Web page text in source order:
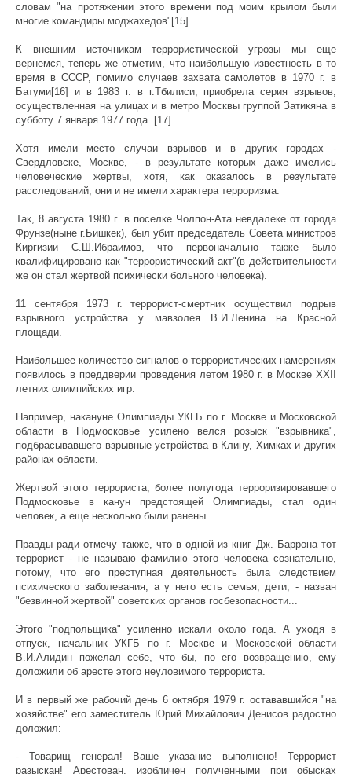
словам "на протяжении этого времени под моим крылом были
многие командиры моджахедов"[15].
К внешним источникам террористической угрозы мы еще
вернемся, теперь же отметим, что наибольшую известность в то
время в СССР, помимо случаев захвата самолетов в 1970 г. в
Батуми[16] и в 1983 г. в г.Тбилиси, приобрела серия взрывов,
осуществленная на улицах и в метро Москвы группой Затикяна в
субботу 7 января 1977 года. [17].
Хотя имели место случаи взрывов и в других городах -
Свердловске, Москве, - в результате которых даже имелись
человеческие жертвы, хотя, как оказалось в результате
расследований, они и не имели характера терроризма.
Так, 8 августа 1980 г. в поселке Чолпон-Ата невдалеке от города
Фрунзе(ныне г.Бишкек), был убит председатель Совета министров
Киргизии С.Ш.Ибраимов, что первоначально также было
квалифицировано как "террористический акт"(в действительности
же он стал жертвой психически больного человека).
11 сентября 1973 г. террорист-смертник осуществил подрыв
взрывного устройства у мавзолея В.И.Ленина на Красной
площади.
Наибольшее количество сигналов о террористических намерениях
появилось в преддверии проведения летом 1980 г. в Москве XXII
летних олимпийских игр.
Например, накануне Олимпиады УКГБ по г. Москве и Московской
области в Подмосковье усилено велся розыск "взрывника",
подбрасывавшего взрывные устройства в Клину, Химках и других
районах области.
Жертвой этого террориста, более полугода терроризировавшего
Подмосковье в канун предстоящей Олимпиады, стал один
человек, а еще несколько были ранены.
Правды ради отмечу также, что в одной из книг Дж. Баррона тот
террорист - не называю фамилию этого человека сознательно,
потому, что его преступная деятельность была следствием
психического заболевания, а у него есть семья, дети, - назван
"безвинной жертвой" советских органов госбезопасности...
Этого "подпольщика" усиленно искали около года. А уходя в
отпуск, начальник УКГБ по г. Москве и Московской области
В.И.Алидин пожелал себе, что бы, по его возвращению, ему
доложили об аресте этого неуловимого террориста.
И в первый же рабочий день 6 октября 1979 г. остававшийся "на
хозяйстве" его заместитель Юрий Михайлович Денисов радостно
доложил:
- Товарищ генерал! Ваше указание выполнено! Террорист
разыскан! Арестован, изобличен полученными при обысках